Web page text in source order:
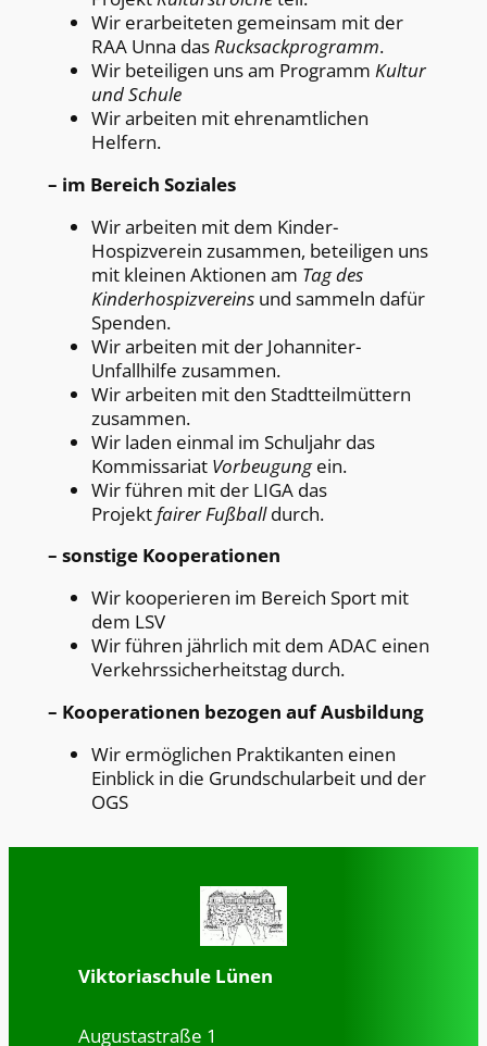
Wir erarbeiteten gemeinsam mit der
RAA Unna dasRucksackprogramm.
Wir beteiligen uns am Programm Kultur
und Schule
Wir arbeiten mit ehrenamtlichen
Helfern.
– im Bereich Soziales
Wir arbeiten mit dem Kinder-
Hospizverein zusammen, beteiligen uns
mit kleinen Aktionen am Tag des
Kinderhospizvereinsund sammeln dafür
Spenden.
Wir arbeiten mit der Johanniter-
Unfallhilfe zusammen.
Wir arbeiten mit den Stadtteilmüttern
zusammen.
Wir laden einmal im Schuljahr das
Kommissariat Vorbeugungein.
Wir führen mit der LIGA das
Projektfairer Fußballdurch.
– sonstige Kooperationen
Wir kooperieren im Bereich Sport mit
dem LSV
Wir führen jährlich mit dem ADAC einen
Verkehrssicherheitstag durch.
– Kooperationen bezogen auf Ausbildung
Wir ermöglichen Praktikanten einen
Einblick in die Grundschularbeit und der
OGS
Viktoriaschule Lünen
Augustastraße 1